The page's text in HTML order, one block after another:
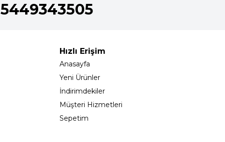
5449343505
Hızlı Erişim
Anasayfa
Yeni Ürünler
İndirimdekiler
Müşteri Hizmetleri
Sepetim